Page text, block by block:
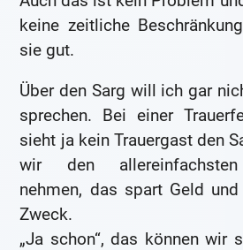
keine zeitliche
sie gut.
Über den Sarg will ich gar
sprechen. Bei einer
sieht ja kein Trauergast den
wir den allereinfachsten
nehmen, das spart Geld
Zweck.
„Ja schon“, das können wir